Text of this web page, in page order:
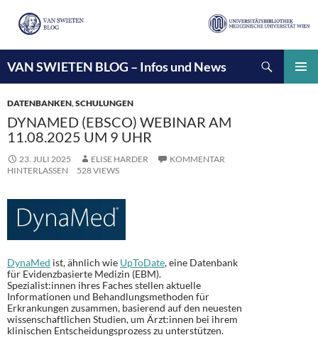
VAN SWIETEN BLOG – Infos und News
INHALT
SPRINGEN
DATENBANKEN,SCHULUNGEN
DYNAMED (EBSCO) WEBINAR AM
11.08.2025 UM 9 UHR
23. JULI 2025 ELISE HARDER
KOMMENTAR
HINTERLASSEN
528 VIEWS
DynaMed ist, ähnlich wie UpToDate, eine Datenbank
für Evidenzbasierte Medizin (EBM).
Spezialist:innen ihres Faches stellen aktuelle
Informationen und Behandlungsmethoden für
Erkrankungen zusammen, basierend auf den neuesten
wissenschaftlichen Studien, um Ärzt:innen bei ihrem
klinischen Entscheidungsprozess zu unterstützen.